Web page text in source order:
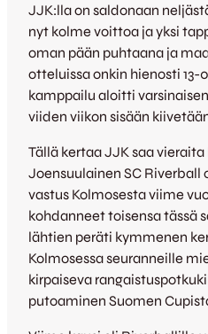
JJK:lla on saldonaan
nyt kolme voittoa ja yksi
oman pään puhtaana ja
otteluissa onkin hienosti 13-
kamppailu aloitti
viiden viikon sisään
Tällä kertaa JJK saa
Joensuulainen SC
vastus Kolmosesta viime
kohdanneet toisensa tässä
lähtien peräti kymmenen
Kolmosessa seuranneille
kirpaiseva
putoaminen Suomen